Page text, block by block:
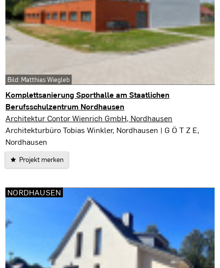
Komplettsanierung Sporthalle am Staatlichen
Berufsschulzentrum Nordhausen
Nordhausen
Architektur Contor Wienrich GmbH, Nordhausen
Architekturbüro Tobias Winkler, Nordhausen | G Ö T Z E,
Nordhausen
Projekt merken
Bild: Matthias Wiegleb
NORDHAUSEN